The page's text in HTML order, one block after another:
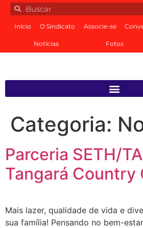
Início O Sindicato Associe-se
Notícias Fotos
Categoria:
Parceria SETH/
Tangará Country
Mais lazer, qualidade de vida e
sua família! Pensando no bem-